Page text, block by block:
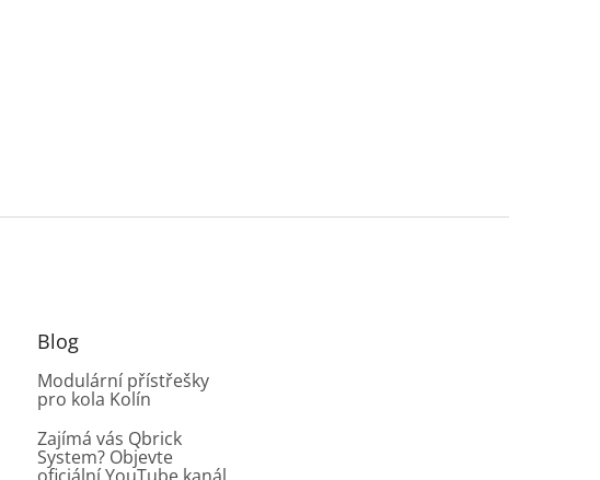
Blog
Modulární přístřešky
pro kola Kolín
Zajímá vás Qbrick
System? Objevte